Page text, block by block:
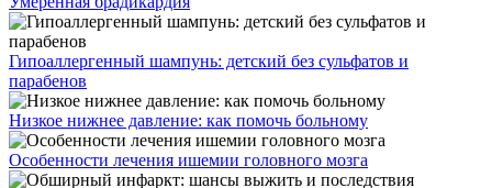
Гипоаллергенный шампунь: детский без сульфатов и
парабенов
Низкое нижнее давление: как помочь больному
Особенности лечения ишемии головного мозга